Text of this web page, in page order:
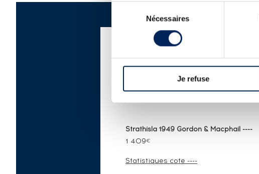
consentement
Nécessaires
Je refuse
LISTE DES PRIX
SPIRITS AUCTION®
Strathisla 1949 Gordon & Macphail ----
1 409€
Statistiques cote ----